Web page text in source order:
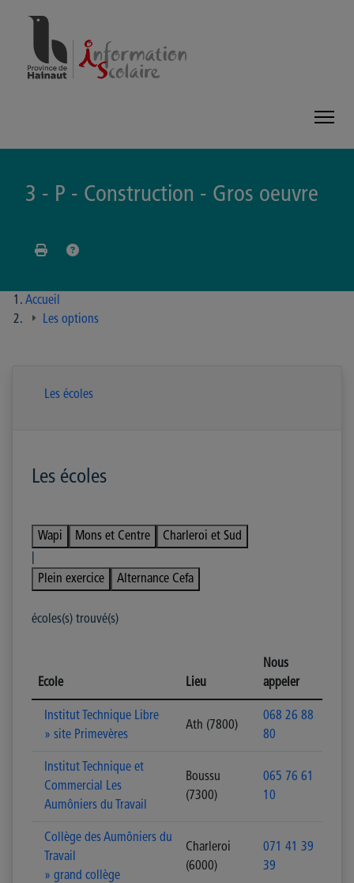
3 - P - Construction - Gros oeuvre
Accueil
Les options
Les écoles
Les écoles
Wapi Mons et Centre
Charleroi et Sud
Plein exercice
Alternance Cefa
écoles(s) trouvé(s)
Ecole Lieu
Nous
appeler
Institut Technique Libre
» site Primevères
Ath (7800)
068 26 88
80
Institut Technique et
Commercial Les
Aumôniers du Travail
Boussu
(7300)
065 76 61
10
Collège des Aumôniers du
Travail
» grand collège
Charleroi
(6000)
071 41 39
39